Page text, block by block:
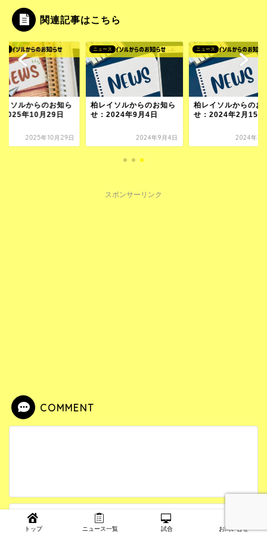
関連記事はこちら
イソルからのお知ら
2025年10月29日
2025年10月29日
ニュース
柏レイソルからのお知ら
せ：2024年9月4日
2024年9月4日
ニュース
柏レイソルからのお
せ：2024年2月15日
2024年2
スポンサーリンク
COMMENT
トップ ニュース一覧 試合 お問い合せ